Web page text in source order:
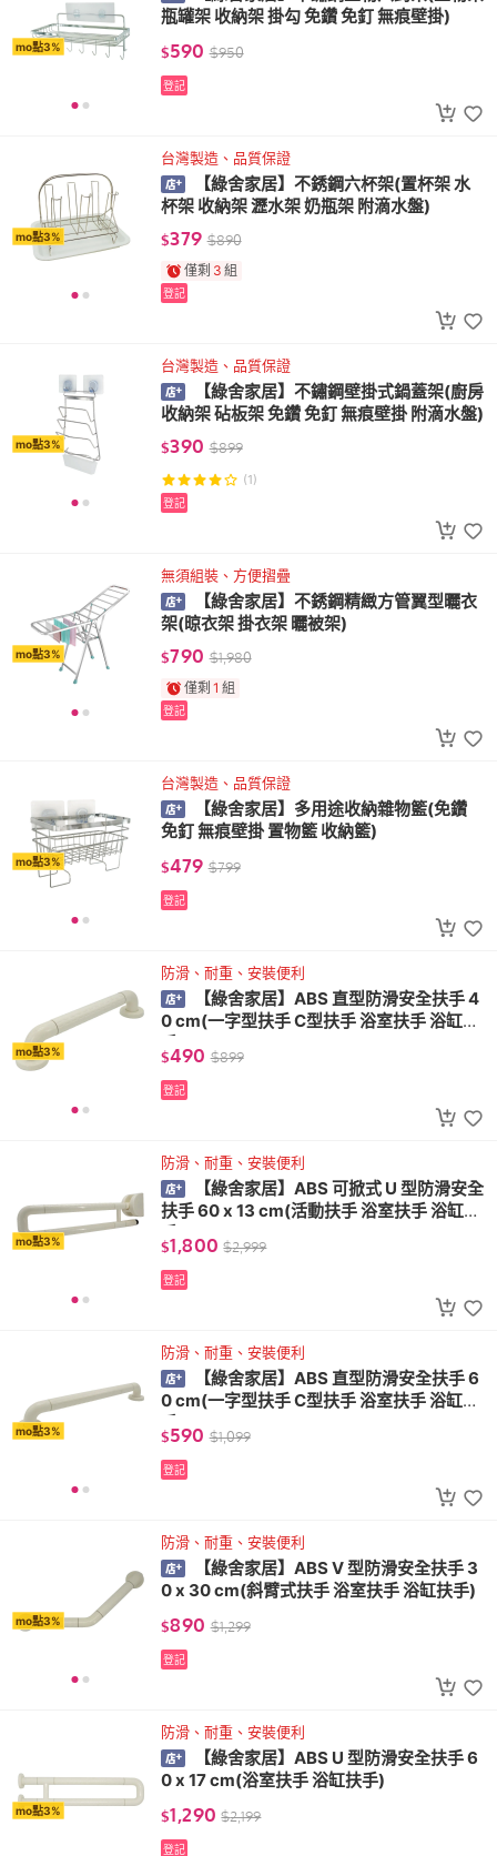
mo點3%
瓶罐架 收納架 掛勾 免鑽 免釘 無痕壁掛)
$590 $950
登記
mo點3%
台灣製造、品質保證
【綠舍家居】不銹鋼六杯架(置杯架 水
杯架 收納架 瀝水架 奶瓶架 附滴水盤)
$379 $890
僅剩 3 組
登記
mo點3%
台灣製造、品質保證
【綠舍家居】不鏽鋼壁掛式鍋蓋架(廚房
收納架 砧板架 免鑽 免釘 無痕壁掛 附滴水盤)
$390 $899
(1)
登記
mo點3%
無須組裝、方便摺疊
【綠舍家居】不銹鋼精緻方管翼型曬衣
架(晾衣架 掛衣架 曬被架)
$790 $1,980
僅剩 1 組
登記
mo點3%
台灣製造、品質保證
【綠舍家居】多用途收納雜物籃(免鑽
免釘 無痕壁掛 置物籃 收納籃)
$479 $799
登記
mo點3%
防滑、耐重、安裝便利
【綠舍家居】ABS 直型防滑安全扶手 4
0 cm(一字型扶手 C型扶手 浴室扶手 浴缸扶
手)
$490 $899
登記
mo點3%
防滑、耐重、安裝便利
【綠舍家居】ABS 可掀式 U 型防滑安全
扶手 60 x 13 cm(活動扶手 浴室扶手 浴缸扶
手)
$1,800 $2,999
登記
mo點3%
防滑、耐重、安裝便利
【綠舍家居】ABS 直型防滑安全扶手 6
0 cm(一字型扶手 C型扶手 浴室扶手 浴缸扶
手)
$590 $1,099
登記
mo點3%
防滑、耐重、安裝便利
【綠舍家居】ABS V 型防滑安全扶手 3
0 x 30 cm(斜臂式扶手 浴室扶手 浴缸扶手)
$890 $1,299
登記
mo點3%
防滑、耐重、安裝便利
【綠舍家居】ABS U 型防滑安全扶手 6
0 x 17 cm(浴室扶手 浴缸扶手)
$1,290 $2,199
登記